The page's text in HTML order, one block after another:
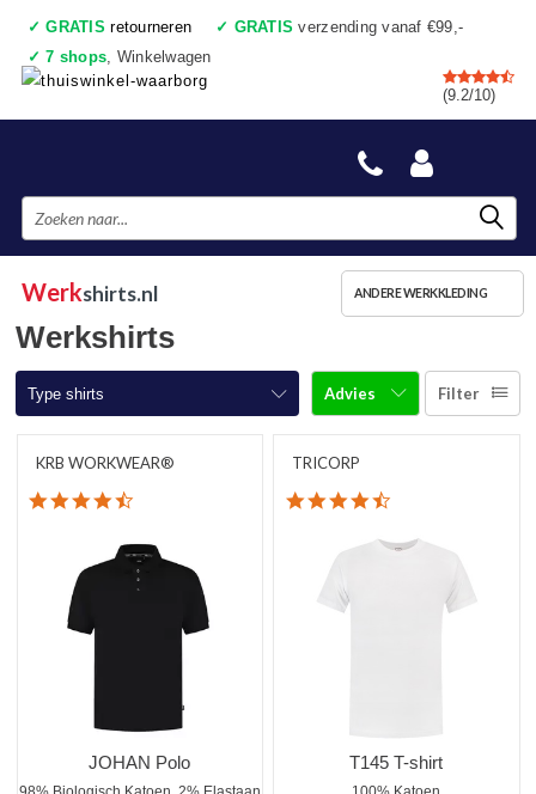
✓ GRATIS retourneren ✓ GRATIS verzending vanaf €99,-
✓ 7 shops, Winkelwagen
✓Voor 17:00 uur besteld, vandaag verzonden
✓Achteraf betalen ✓Ook een échte winkel
(9.2/10)
Werkshirts.nl ANDERE WERKKLEDING
Werkshirts
Type shirts
T-shirts korte mouw
T-shirts lange mouw
Poloshirts korte mouw
Poloshirts lange mouw
Filter
Advies
KRB WORKWEAR®
JOHAN Polo
TRICORP
T145 T-shirt